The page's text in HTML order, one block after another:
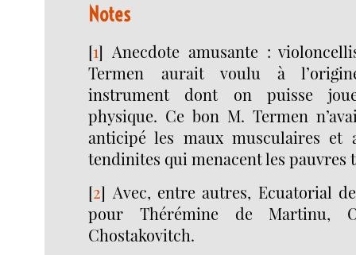
Notes
[1] Anecdote amusante :
Termen aurait voulu à
instrument dont on puisse
physique. Ce bon M. Termen
anticipé les maux musculaires et
tendinites qui menacent les pauvres
[2] Avec, entre autres, Ecuatorial
pour Thérémine de Martinu,
Chostakovitch.